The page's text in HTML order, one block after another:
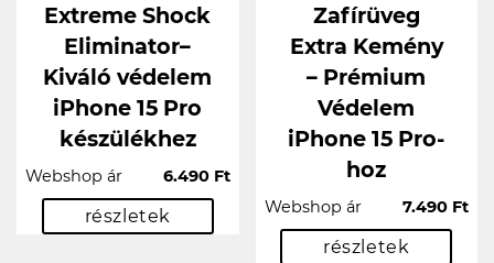
Extreme Shock
Eliminator–
Kiváló védelem
iPhone 15 Pro
készülékhez
Webshop ár 6.490 Ft
részletek
Zafírüveg
Extra Kemény
– Prémium
Védelem
iPhone 15 Pro-
hoz
Webshop ár 7.490 Ft
részletek